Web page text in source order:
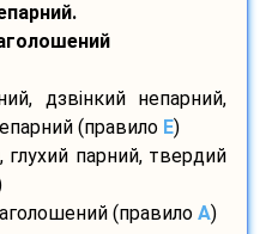
дзвінкий непарний,
(правило E)
глухий парний, твердий
(правило A)